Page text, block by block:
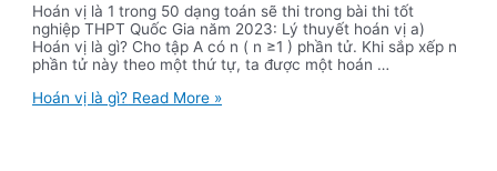
Hoán vị là 1 trong 50 dạng toán sẽ thi trong bài thi tốt
nghiệp THPT Quốc Gia năm 2023: Lý thuyết hoán vị a)
Hoán vị là gì? Cho tập A có n ( n ≥1 ) phần tử. Khi sắp xếp n
phần tử này theo một thứ tự, ta được một hoán …
Hoán vị là gì? Read More »